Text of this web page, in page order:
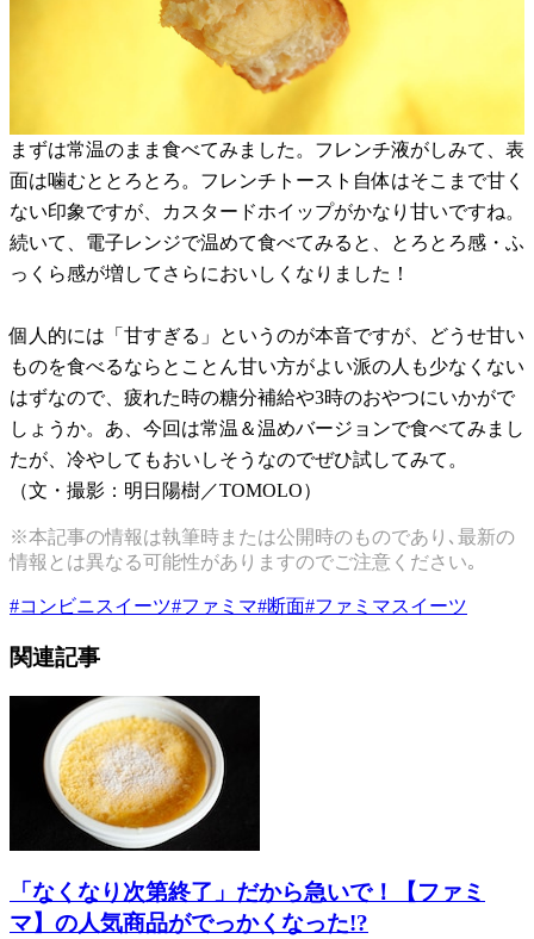
まずは常温のまま食べてみました。フレンチ液がしみて、表
面は噛むととろとろ。フレンチトースト自体はそこまで甘く
ない印象ですが、カスタードホイップがかなり甘いですね。
続いて、電子レンジで温めて食べてみると、とろとろ感・ふ
っくら感が増してさらにおいしくなりました！
個人的には「甘すぎる」というのが本音ですが、どうせ甘い
ものを食べるならとことん甘い方がよい派の人も少なくない
はずなので、疲れた時の糖分補給や3時のおやつにいかがで
しょうか。あ、今回は常温＆温めバージョンで食べてみまし
たが、冷やしてもおいしそうなのでぜひ試してみて。
（文・撮影：明日陽樹／TOMOLO）
※本記事の情報は執筆時または公開時のものであり､最新の
情報とは異なる可能性がありますのでご注意ください｡
#コンビニスイーツ#ファミマ#断面#ファミマスイーツ
関連記事
「なくなり次第終了」だから急いで！【ファミ
マ】の人気商品がでっかくなった!?